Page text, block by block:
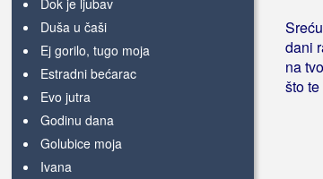
Dok je ljubav
Duša u čaši
Ej gorilo, tugo moja
Estradni bećarac
Evo jutra
Godinu dana
Golubice moja
Ivana
dani
na
što